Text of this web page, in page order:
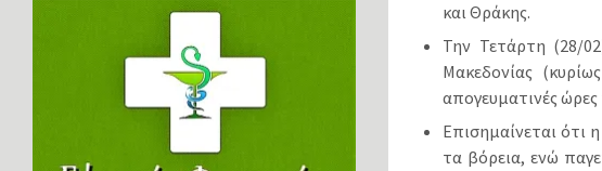
και Θράκης.
Την Τετάρτη (28/
Μακεδονίας
απογευματινές ώρες
Επισημαίνεται ότι
τα βόρεια, ενώ